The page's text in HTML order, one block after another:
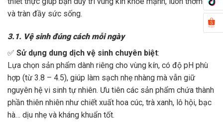
và tràn đầy sức sống.
3.1. Vệ sinh đúng cách mỗi ngày
✅ Sử dụng dung dịch vệ sinh chuyên biệt:
Lựa chọn sản phẩm dành riêng cho vùng kín, có độ pH phù
hợp (từ 3.8 – 4.5), giúp làm sạch nhẹ nhàng mà vẫn giữ
nguyên hệ vi sinh tự nhiên. Ưu tiên các sản phẩm chứa thành
phần thiên nhiên như chiết xuất hoa cúc, trà xanh, lô hội, bạc
hà… dịu nhẹ và kháng khuẩn tốt.